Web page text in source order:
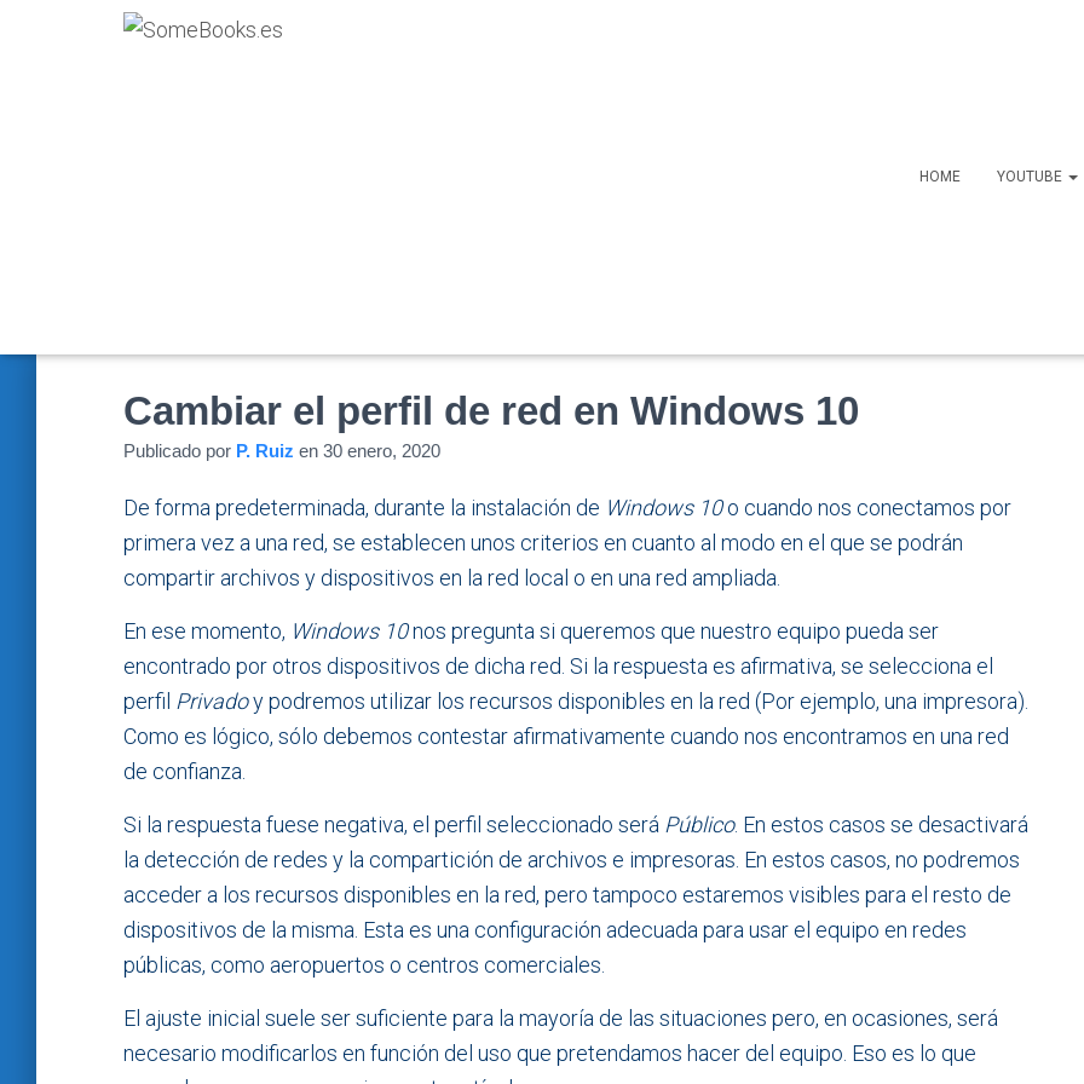
HOME YOUTUBE
Cambiar el perfil de red en Windows 10
Publicado por P. Ruiz en 30 enero, 2020
De forma predeterminada, durante la instalación de Windows 10o cuando nos conectamos por
primera vez a una red, se establecen unos criterios en cuanto al modo en el que se podrán
compartir archivos y dispositivos en la red local o en una red ampliada.
En ese momento, Windows 10nos pregunta si queremos que nuestro equipo pueda ser
encontrado por otros dispositivos de dicha red. Si la respuesta es afirmativa, se selecciona el
perfil Privadoy podremos utilizar los recursos disponibles en la red (Por ejemplo, una impresora).
Como es lógico, sólo debemos contestar afirmativamente cuando nos encontramos en una red
de confianza.
Si la respuesta fuese negativa, el perfil seleccionado será Público. En estos casos se desactivará
la detección de redes y la compartición de archivos e impresoras. En estos casos, no podremos
acceder a los recursos disponibles en la red, pero tampoco estaremos visibles para el resto de
dispositivos de la misma. Esta es una configuración adecuada para usar el equipo en redes
públicas, como aeropuertos o centros comerciales.
El ajuste inicial suele ser suficiente para la mayoría de las situaciones pero, en ocasiones, será
necesario modificarlos en función del uso que pretendamos hacer del equipo. Eso es lo que